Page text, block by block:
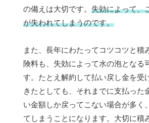
の備えは大切です。 失効によって、
が失われてしまうのです。
また、長年にわたってコツコツと積
険料も、失効によって水の泡となる
す。たとえ解約して払い戻し金を受
きたとしても、それまでに支払った
い金額しか戻ってこない場合が多く
てしまうことになります。大切に積